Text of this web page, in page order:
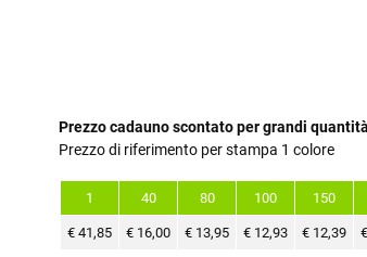
Prezzo cadauno scontato per grandi
Prezzo di riferimento per stampa 1 colore
1 40 80 100 150
€ 41,85 € 16,00 € 13,95 € 12,93 € 12,39 €